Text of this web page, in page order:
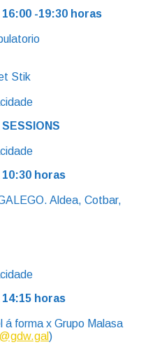
-19:30 horas
Stik
10:30 horas
Aldea, Cotbar,
14:15 horas
á forma x Grupo Malasa
)